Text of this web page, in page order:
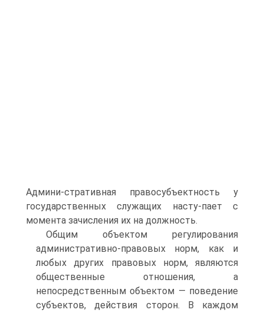
Админи-стративная правосубъектность у
государственных служащих насту-пает с
момента зачисления их на должность.
Общим объектом регулирования
административно-правовых норм, как и
любых других правовых норм, являются
общественные отношения, а
непосредственным объектом — поведение
субъектов, действия сторон. В каждом